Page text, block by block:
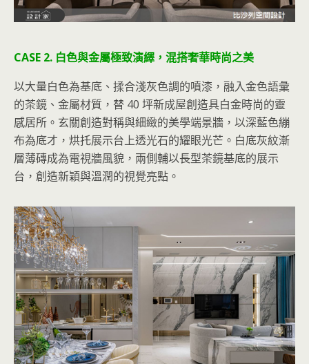
CASE 2. 白色與金屬極致演繹，混搭奢華時尚之美
以大量白色為基底、揉合淺灰色調的噴漆，融入金色語彙
的茶鏡、金屬材質，替 40 坪新成屋創造具白金時尚的靈
感居所。玄關創造對稱與細緻的美學端景牆，以深藍色繃
布為底才，烘托展示台上透光石的耀眼光芒。白底灰紋漸
層薄磚成為電視牆風貌，兩側輔以長型茶鏡基底的展示
台，創造新穎與溫潤的視覺亮點。